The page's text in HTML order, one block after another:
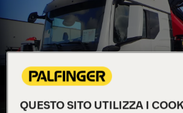
QUESTO SITO UTILIZZA I